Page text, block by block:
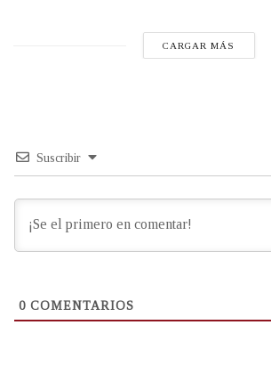
CARGAR MÁS
Suscribir
0 COMENTARIOS